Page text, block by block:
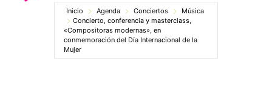
Inicio Agenda Conciertos
Música
Concierto, conferencia y masterclass,
«Compositoras modernas», en
conmemoración del Día Internacional de la
Mujer